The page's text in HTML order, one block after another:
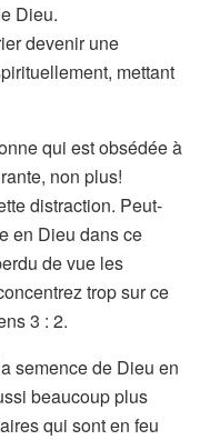
Dieu.
devenir une
mettant
qui est obsédée à
non plus!
distraction. Peut-
en Dieu dans ce
de vue les
trop sur ce
3 : 2.
semence de Dieu en
beaucoup plus
qui sont en feu